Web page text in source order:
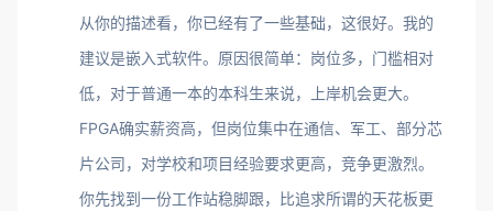
从你的描述看，你已经有了一些基础，这很好。我的
建议是嵌入式软件。原因很简单：岗位多，门槛相对
低，对于普通一本的本科生来说，上岸机会更大。
FPGA确实薪资高，但岗位集中在通信、军工、部分芯
片公司，对学校和项目经验要求更高，竞争更激烈。
你先找到一份工作站稳脚跟，比追求所谓的天花板更